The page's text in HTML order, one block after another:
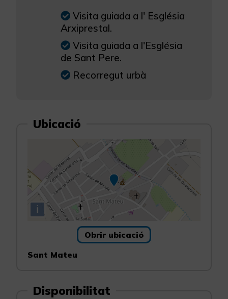
Visita guiada a l' Església
Arxiprestal.
Visita guiada a l'Església
de Sant Pere.
Recorregut urbà
Ubicació
i
Obrir ubicació
Sant Mateu
Disponibilitat